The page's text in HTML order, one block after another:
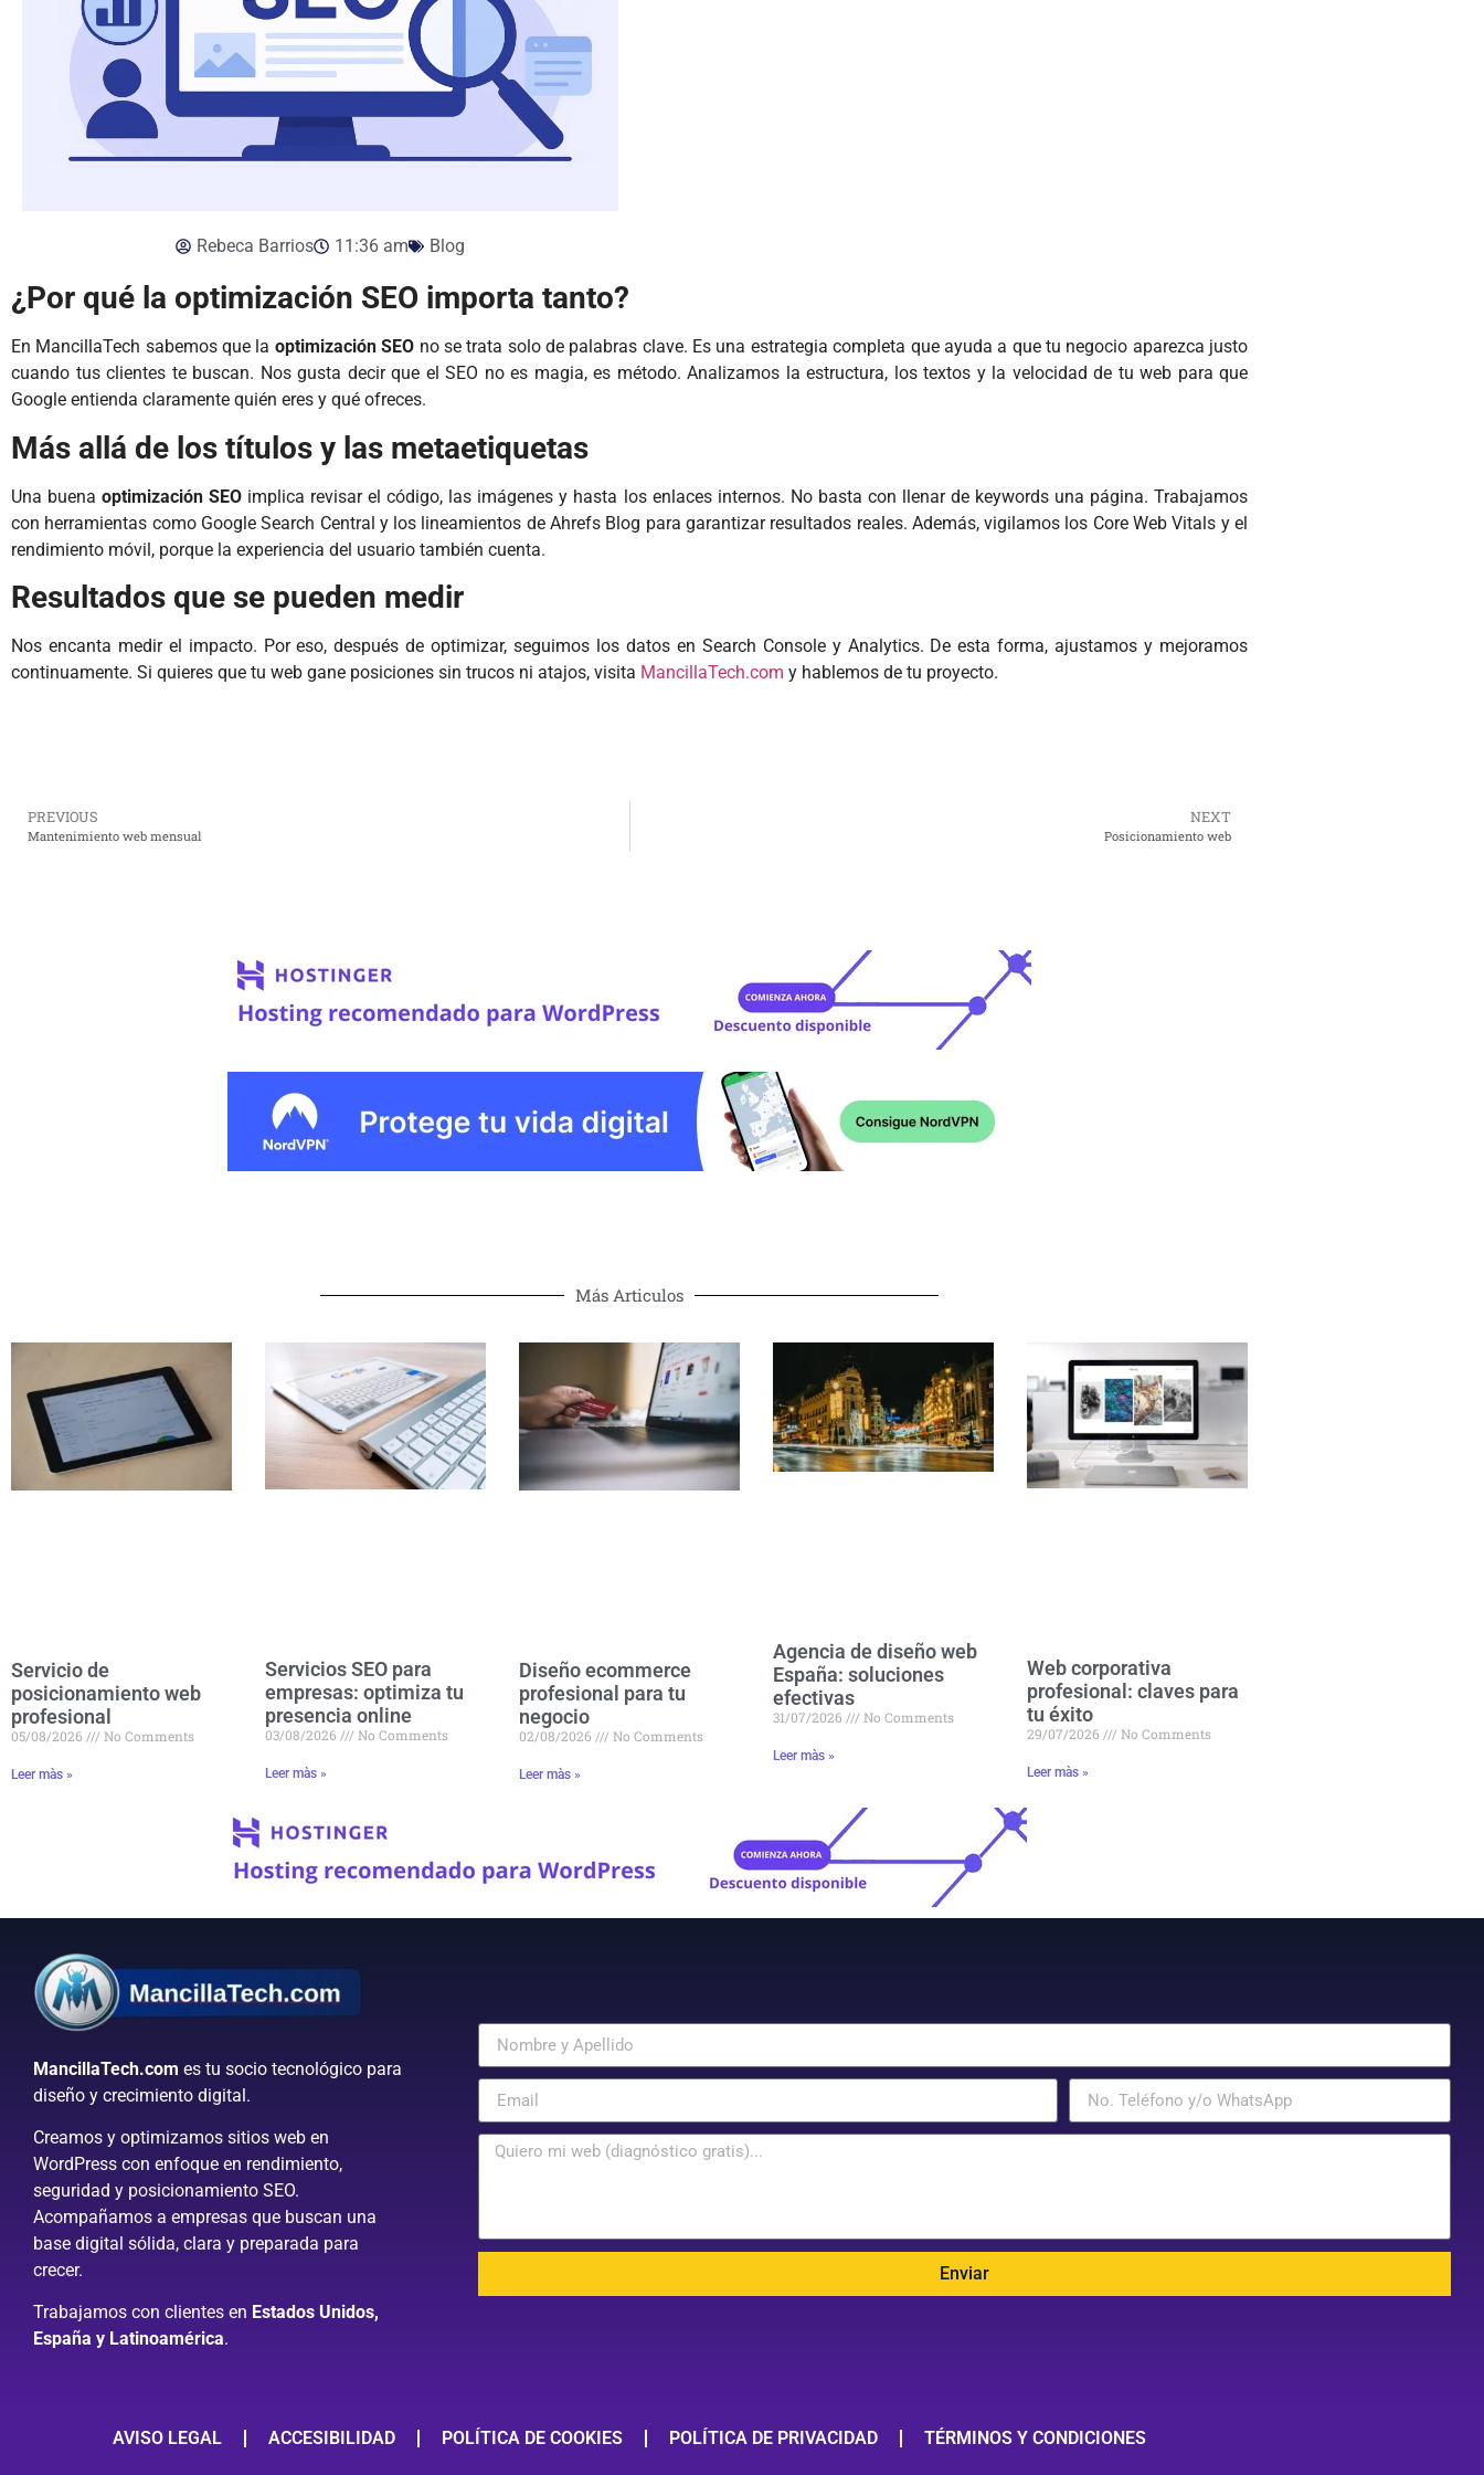
Rebeca Barrios 11:36 am Blog
¿Por qué la optimización SEO importa tanto?
En MancillaTech sabemos que la optimización SEO no se trata solo de palabras clave. Es una estrategia completa que ayuda a que tu negocio aparezca justo
cuando tus clientes te buscan. Nos gusta decir que el SEO no es magia, es método. Analizamos la estructura, los textos y la velocidad de tu web para que
Google entienda claramente quién eres y qué ofreces.
Más allá de los títulos y las metaetiquetas
Una buenaoptimización SEO implica revisar el código, las imágenes y hasta los enlaces internos. No basta con llenar de keywords una página. Trabajamos
con herramientas como Google Search Central y los lineamientos de Ahrefs Blog para garantizar resultados reales. Además, vigilamos los Core Web Vitals y el
rendimiento móvil, porque la experiencia del usuario también cuenta.
Resultados que se pueden medir
Nos encanta medir el impacto. Por eso, después de optimizar, seguimos los datos en Search Console y Analytics. De esta forma, ajustamos y mejoramos
continuamente. Si quieres que tu web gane posiciones sin trucos ni atajos, visita MancillaTech.com y hablemos de tu proyecto.
PREVIOUS
Mantenimiento web mensual
NEXT
Posicionamiento web
Más Articulos
Servicio de
posicionamiento web
profesional
05/08/2026 No Comments
Leer màs »
Servicios SEO para
empresas: optimiza tu
presencia online
03/08/2026 No Comments
Leer màs »
Diseño ecommerce
profesional para tu
negocio
02/08/2026 No Comments
Leer màs »
Agencia de diseño web
España: soluciones
efectivas
31/07/2026 No Comments
Leer màs »
Web corporativa
profesional: claves para
tu éxito
29/07/2026 No Comments
Leer màs »
MancillaTech.com es tu socio tecnológico para
diseño y crecimiento digital.
Creamos y optimizamos sitios web en
WordPress con enfoque en rendimiento,
seguridad y posicionamiento SEO.
Acompañamos a empresas que buscan una
base digital sólida, clara y preparada para
crecer.
Trabajamos con clientes en Estados Unidos,
España y Latinoamérica.
Enviar
AVISO LEGAL ACCESIBILIDAD POLÍTICA DE COOKIES POLÍTICA DE PRIVACIDAD TÉRMINOS Y CONDICIONES